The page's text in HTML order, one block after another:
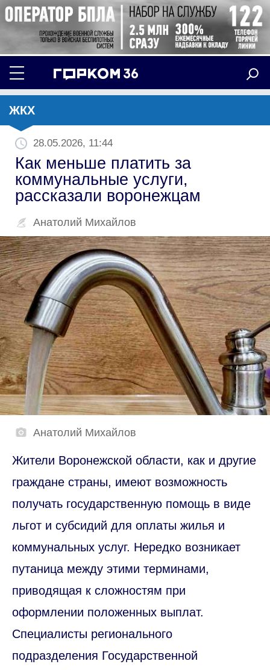
ЖКХ
28.05.2026, 11:44
Как меньше платить за
коммунальные услуги,
рассказали воронежцам
Анатолий Михайлов
Анатолий Михайлов
Жители Воронежской области, как и другие
граждане страны, имеют возможность
получать государственную помощь в виде
льгот и субсидий для оплаты жилья и
коммунальных услуг. Нередко возникает
путаница между этими терминами,
приводящая к сложностям при
оформлении положенных выплат.
Специалисты регионального
подразделения Государственной